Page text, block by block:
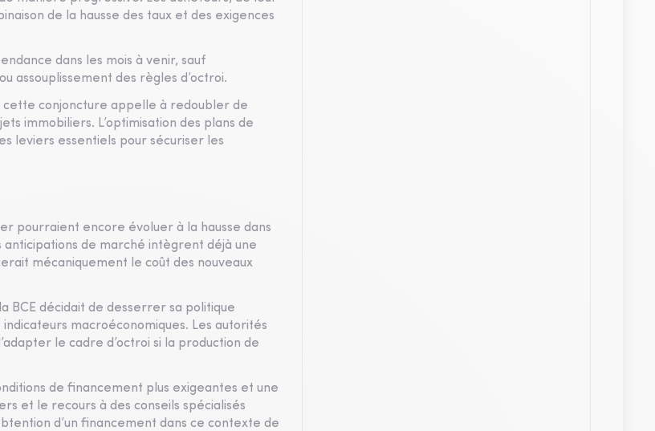
de la hausse des taux et des exigences
dans les mois à venir, sauf
assouplissement des règles d’octroi.
cette conjoncture appelle à redoubler de
immobiliers. L’optimisation des plans de
leviers essentiels pour sécuriser les
pourraient encore évoluer à la hausse dans
de marché intègrent déjà une
mécaniquement le coût des nouveaux
BCE décidait de desserrer sa politique
macroéconomiques. Les autorités
le cadre d’octroi si la production de
de financement plus exigeantes et une
et le recours à des conseils spécialisés
d’un financement dans ce contexte de